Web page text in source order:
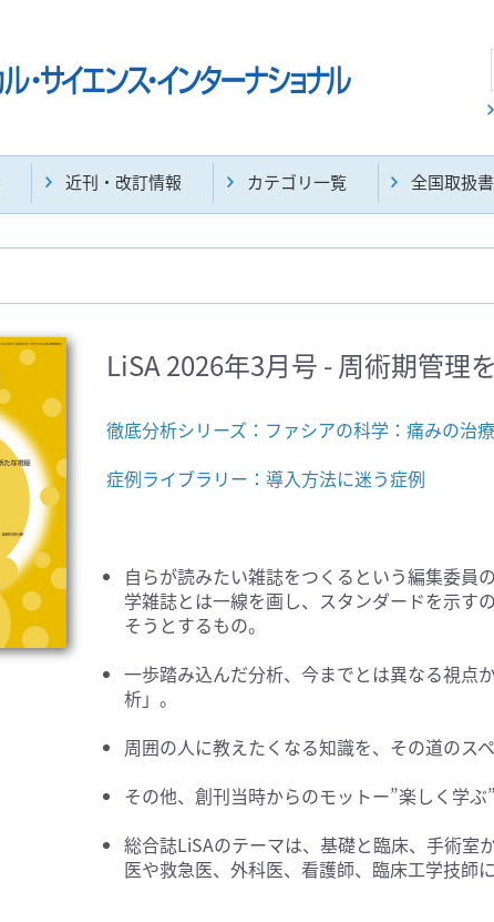
近刊・改訂情報 カテゴリ一覧 全国取扱
臨床医学:内科系(407) 臨床医学:外科系
医学一般(91) マルチメディア
LiSA 2026年3月号 - 周術期管理
徹底分析シリーズ：ファシアの科学：痛みの治
症例ライブラリー：導入方法に迷う症例
自らが読みたい雑誌をつくるという編集委員
学雑誌とは一線を画し、スタンダードを示す
そうとするもの。
一歩踏み込んだ分析、今までとは異なる視点
析」。
周囲の人に教えたくなる知識を、その道のス
その他、創刊当時からのモットー”楽しく学ぶ
総合誌LiSAのテーマは、基礎と臨床、手術室
医や救急医、外科医、看護師、臨床工学技師